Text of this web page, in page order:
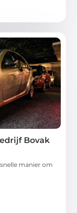
Bovak
manier om